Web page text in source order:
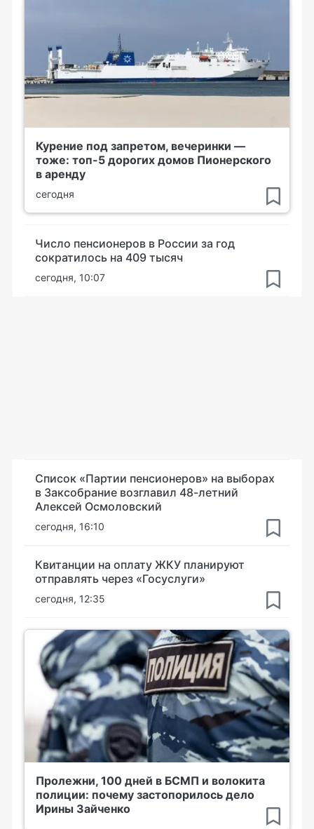
Курение под запретом, вечеринки —
тоже: топ-5 дорогих домов Пионерского
в аренду
сегодня
Число пенсионеров в России за год
сократилось на 409 тысяч
сегодня, 10:07
Список «Партии пенсионеров» на выборах
в Заксобрание возглавил 48-летний
Алексей Осмоловский
сегодня, 16:10
Квитанции на оплату ЖКУ планируют
отправлять через «Госуслуги»
сегодня, 12:35
Пролежни, 100 дней в БСМП и волокита
полиции: почему застопорилось дело
Ирины Зайченко